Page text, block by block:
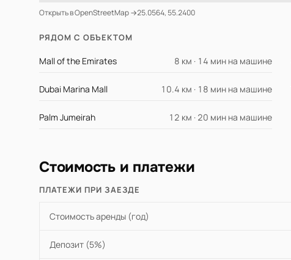
Открыть в OpenStreetMap →25.0564, 55.2400
РЯДОМ С ОБЪЕКТОМ
Mall of the Emirates 8 км · 14 мин на машине
Dubai Marina Mall 10.4 км · 18 мин на машине
Palm Jumeirah 12 км · 20 мин на машине
Стоимость и платежи
ПЛАТЕЖИ ПРИ ЗАЕЗДЕ
Стоимость аренды (год)
Депозит (5%)